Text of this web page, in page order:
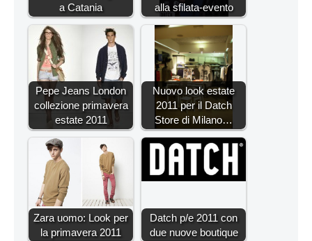
a Catania
alla sfilata-evento
Pepe Jeans London
collezione primavera
estate 2011
Nuovo look estate
2011 per il Datch
Store di Milano…
Zara uomo: Look per
la primavera 2011
Datch p/e 2011 con
due nuove boutique